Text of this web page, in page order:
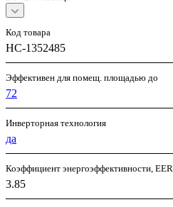
Код товара
НС-1352485
Эффективен для помещ. площадью до
72
Инверторная технология
да
Коэффициент энергоэффективности, EER
3.85